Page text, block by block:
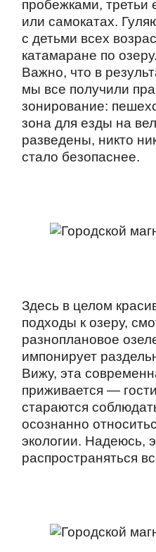
пробежками, третьи
или самокатах.
с детьми всех
катамаране по озеру.
Важно, что в
мы все получили
зонирование:
зона для езды на
разведены, никто
стало безопаснее.
Здесь в целом
подходы к озеру,
разноплановое
импонирует
Вижу, эта
приживается —
стараются
осознанно
экологии. Надеюсь,
распространяться